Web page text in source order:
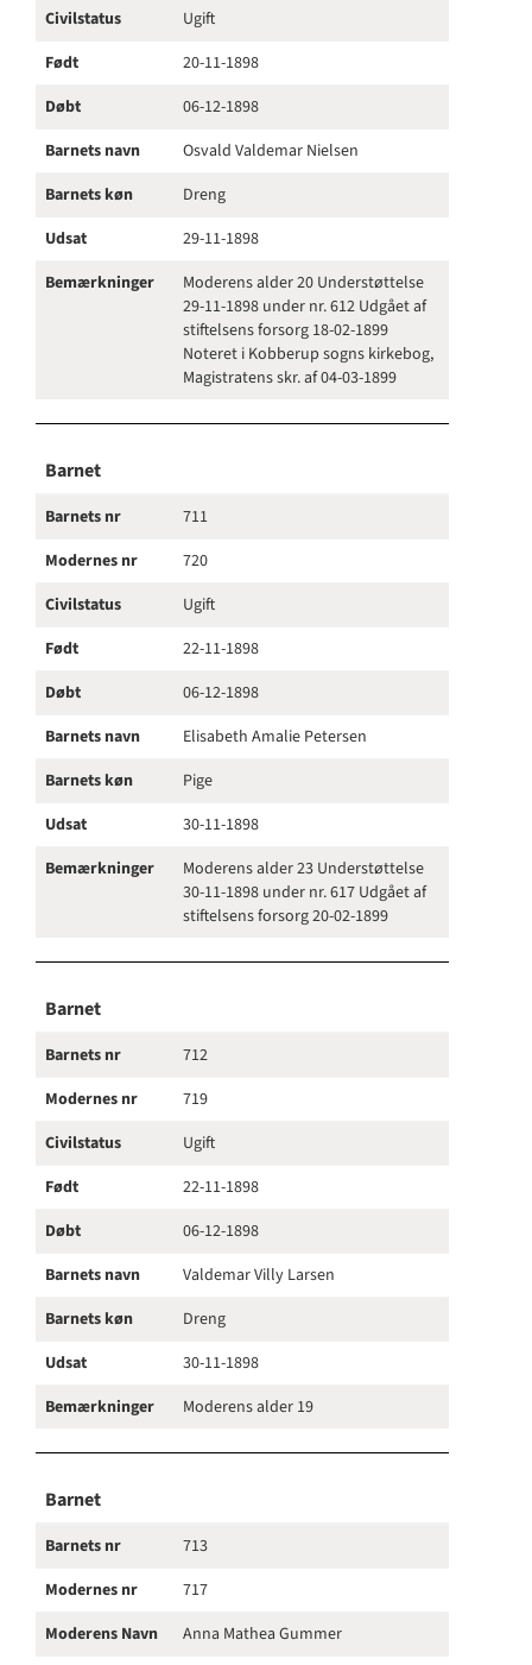
Civilstatus
Ugift
Født
20-11-1898
Døbt
06-12-1898
Barnets navn
Osvald Valdemar Nielsen
Barnets køn
Dreng
Udsat
29-11-1898
Bemærkninger
Moderens alder 20 Understøttelse
29-11-1898 under nr. 612 Udgået af
stiftelsens forsorg 18-02-1899
Noteret i Kobberup sogns kirkebog,
Magistratens skr. af 04-03-1899
Barnet
Barnets nr
711
Modernes nr
720
Civilstatus
Ugift
Født
22-11-1898
Døbt
06-12-1898
Barnets navn
Elisabeth Amalie Petersen
Barnets køn
Pige
Udsat
30-11-1898
Bemærkninger
Moderens alder 23 Understøttelse
30-11-1898 under nr. 617 Udgået af
stiftelsens forsorg 20-02-1899
Barnet
Barnets nr
712
Modernes nr
719
Civilstatus
Ugift
Født
22-11-1898
Døbt
06-12-1898
Barnets navn
Valdemar Villy Larsen
Barnets køn
Dreng
Udsat
30-11-1898
Bemærkninger
Moderens alder 19
Barnet
Barnets nr
713
Modernes nr
717
Moderens Navn
Anna Mathea Gummer